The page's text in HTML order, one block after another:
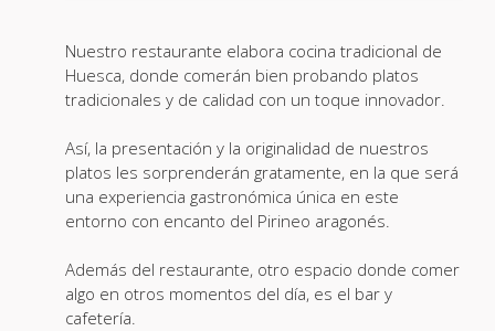
Nuestro restaurante elabora cocina tradicional de
Huesca, donde comerán bien probando platos
tradicionales y de calidad con un toque innovador.
Así, la presentación y la originalidad de nuestros
platos les sorprenderán gratamente, en la que será
una experiencia gastronómica única en este
entorno con encanto del Pirineo aragonés.
Además del restaurante, otro espacio donde comer
algo en otros momentos del día, es el bar y
cafetería.